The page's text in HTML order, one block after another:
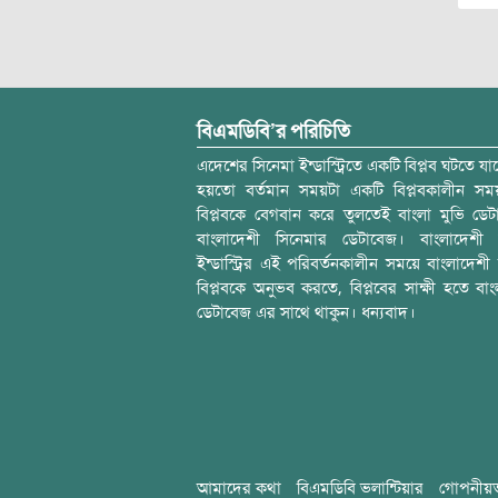
বিএমডিবি’র পরিচিতি
এদেশের সিনেমা ইন্ডাস্ট্রিতে একটি বিপ্লব ঘটতে
হয়তো বর্তমান সময়টা একটি বিপ্লবকালীন
বিপ্লবকে বেগবান করে তুলতেই বাংলা মুভি
বাংলাদেশী সিনেমার ডেটাবেজ। বাংলাদেশী
ইন্ডাস্ট্রির এই পরিবর্তনকালীন সময়ে বাংলাদেশী
বিপ্লবকে অনুভব করতে, বিপ্লবের সাক্ষী হতে
ডেটাবেজ এর সাথে থাকুন। ধন্যবাদ।
আমাদের কথা বিএমডিবি ভলান্টিয়ার